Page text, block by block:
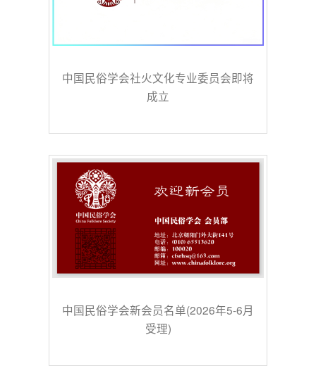
中国民俗学会社火文化专业委员会即将
成立
中国民俗学会新会员名单(2026年5-6月
受理)